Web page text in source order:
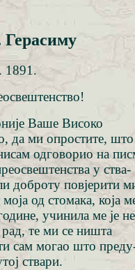
1891.
Ваше Високо
да ми опростите, што
одговорио на
у ства-
доброту повјерити
од стомака, која
учинила ме је
те ми се ништа
сам могао што
ствари.